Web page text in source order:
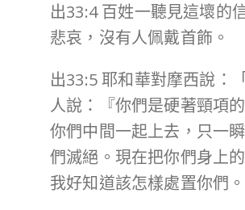
出33:4 百姓一聽見這壞的
悲哀，沒有人佩戴首飾。
出33:5 耶和華對摩西說：
人說：『你們是硬著頸項
你們中間一起上去，只一
們滅絕。現在把你們身上
我好知道該怎樣處置你們。